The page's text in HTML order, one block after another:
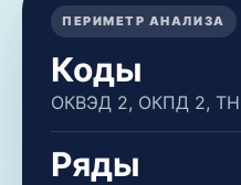
ПЕРИМЕТР АНАЛИЗА
Коды
ОКВЭД 2, ОКПД 2,
Ряды